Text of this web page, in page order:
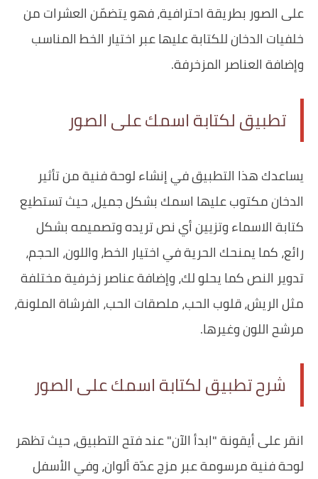
على الصور بطريقة احترافية، فهو يتضمّن العشرات من
خلفيات الدخان للكتابة عليها عبر اختيار الخط المناسب
وإضافة العناصر المزخرفة.
تطبيق لكتابة اسمك على الصور
يساعدك هذا التطبيق في إنشاء لوحة فنية من تأثير
الدخان مكتوب عليها اسمك بشكل جميل، حيث تستطيع
كتابة الاسماء وتزيين أي نص تريده وتصميمه بشكل
رائع، كما يمنحك الحرية في اختيار الخط، واللون، الحجم،
تدوير النص كما يحلو لك، وإضافة عناصر زخرفية مختلفة
مثل الريش، قلوب الحب، ملصقات الحب، الفرشاة الملونة،
مرشح اللون وغيرها.
شرح تطبيق لكتابة اسمك على الصور
انقر على أيقونة "ابدأ الآن" عند فتح التطبيق، حيث تظهر
لوحة فنية مرسومة عبر مزج عدّة ألوان، وفي الأسفل